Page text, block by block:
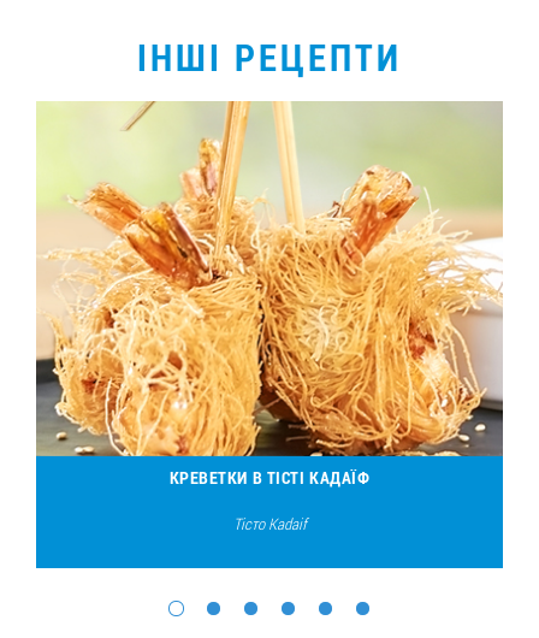
ІНШІ РЕЦЕПТИ
КРЕВЕТКИ В ТІСТІ КАДАЇФ
Тісто Kadaif